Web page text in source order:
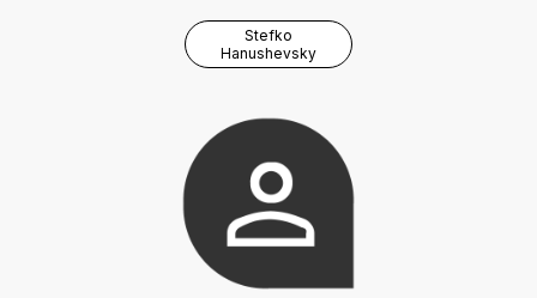
Stefko
Hanushevsky